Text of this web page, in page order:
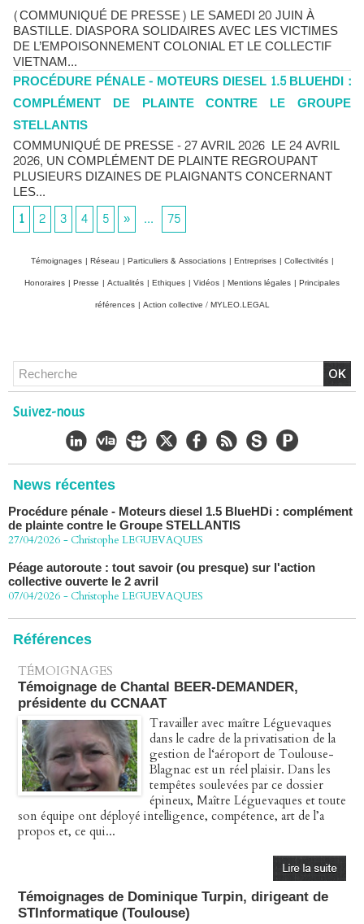
(COMMUNIQUÉ DE PRESSE) LE SAMEDI 20 JUIN À
BASTILLE. DIASPORA SOLIDAIRES AVEC LES VICTIMES
DE L’EMPOISONNEMENT COLONIAL ET LE COLLECTIF
VIETNAM...
PROCÉDURE PÉNALE - MOTEURS DIESEL 1.5 BLUEHDI :
COMPLÉMENT DE PLAINTE CONTRE LE GROUPE
STELLANTIS
COMMUNIQUÉ DE PRESSE - 27 AVRIL 2026 LE 24 AVRIL
2026, UN COMPLÉMENT DE PLAINTE REGROUPANT
PLUSIEURS DIZAINES DE PLAIGNANTS CONCERNANT
LES...
1
2 3 4 5 » ... 75
Témoignages | Réseau | Particuliers & Associations | Entreprises | Collectivités |
Honoraires | Presse | Actualités | Ethiques | Vidéos | Mentions légales | Principales
références | Action collective / MYLEO.LEGAL
Suivez-nous
News récentes
CHLORDÉCONE Déclaration de Me Christophe
LÈGUEVAQUES (CLE), avocat de parties civiles, après la
décision de confirmation du non-lieu
22/06/2026 -Christophe LEGUEVAQUES
Chlordécone : une loi qui reconnaît, un État qui conteste
02/06/2026 -Christophe LEGUEVAQUES
Procédure pénale - Moteurs diesel 1.5 BlueHDi : complément
27/04/2026 - Christophe LEGUEVAQUES
Péage autoroute : tout savoir (ou presque) sur l'action
07/04/2026 -Christophe LEGUEVAQUES
Références
TÉMOIGNAGES
Témoignage de Chantal BEER-DEMANDER,
présidente du CCNAAT
Travailler avec maître Léguevaques
dans le cadre de la privatisation de la
gestion de l‘aéroport de Toulouse-
Blagnac est un réel plaisir. Dans les
tempêtes soulevées par ce dossier
épineux, Maître Léguevaques et toute
son équipe ont déployé intelligence, compétence, art de l’a
propos et, ce qui...
Témoignages de Dominique Turpin, dirigeant de
STInformatique (Toulouse)